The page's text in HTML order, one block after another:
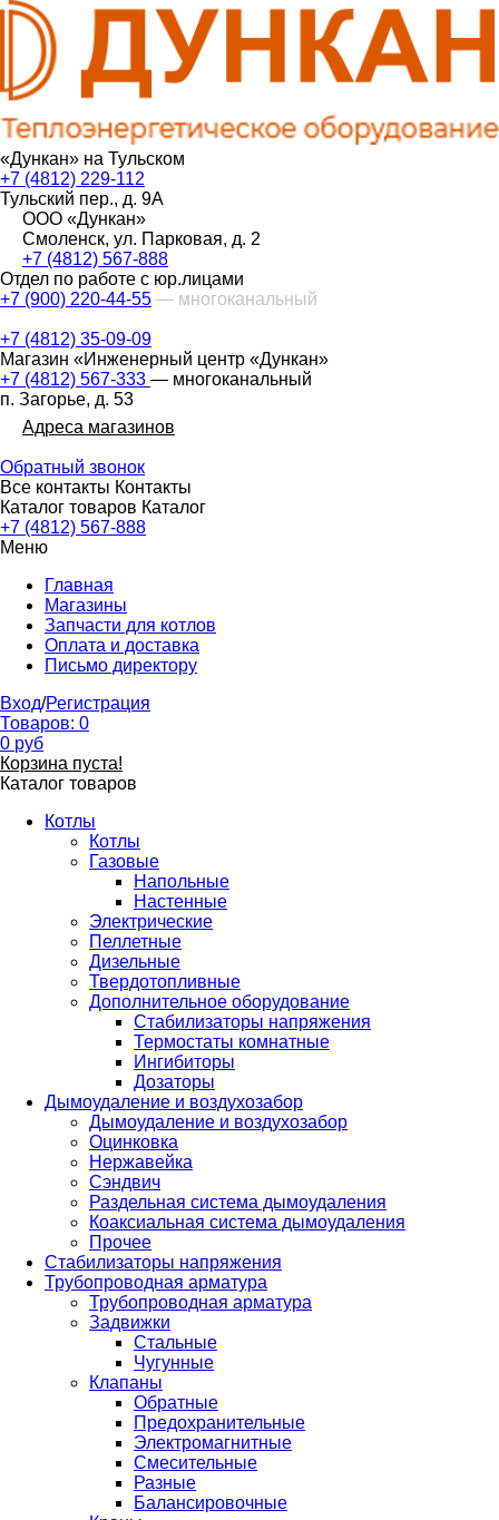
«Дункан» на Тульском
+7 (4812) 229-112
Тульский пер., д. 9А
ООО «Дункан»
Смоленск, ул. Парковая, д. 2
+7 (4812) 567-888
Отдел по работе с юр.лицами
+7 (900) 220-44-55 — многоканальный
+7 (4812) 35-09-09
Магазин «Инженерный центр «Дункан»
+7 (4812) 567-333 — многоканальный
п. Загорье, д. 53
Адреса магазинов
Обратный звонок
Все контакты Контакты
Каталог товаров Каталог
+7 (4812) 567-888
Меню
Главная
Магазины
Запчасти для котлов
Оплата и доставка
Письмо директору
Вход/Регистрация
Товаров: 0
0 руб
Корзина пуста!
Каталог товаров
Котлы
Котлы
Газовые
Напольные
Настенные
Электрические
Пеллетные
Дизельные
Твердотопливные
Дополнительное оборудование
Стабилизаторы напряжения
Термостаты комнатные
Ингибиторы
Дозаторы
Дымоудаление и воздухозабор
Дымоудаление и воздухозабор
Оцинковка
Нержавейка
Сэндвич
Раздельная система дымоудаления
Коаксиальная система дымоудаления
Прочее
Стабилизаторы напряжения
Трубопроводная арматура
Трубопроводная арматура
Задвижки
Стальные
Чугунные
Клапаны
Обратные
Предохранительные
Электромагнитные
Смесительные
Разные
Балансировочные